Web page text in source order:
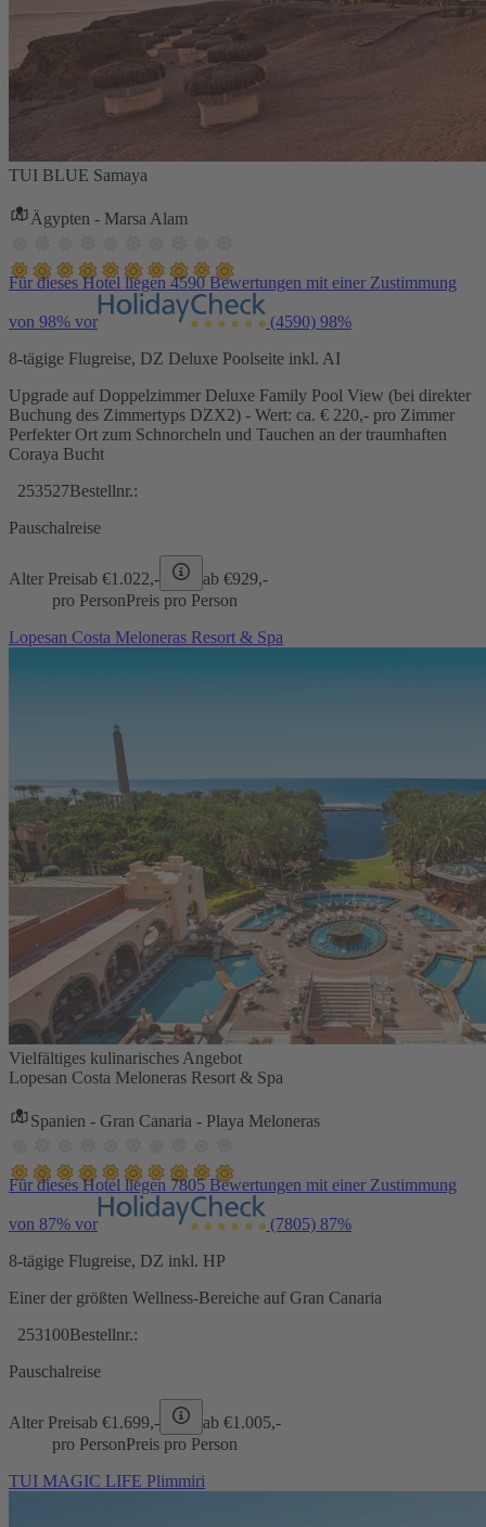
TUI BLUE Samaya
Ägypten - Marsa Alam
Für dieses Hotel liegen 4590 Bewertungen mit einer Zustimmung
von 98% vor (4590) 98%
8-tägige Flugreise, DZ Deluxe Poolseite inkl. AI
Upgrade auf Doppelzimmer Deluxe Family Pool View (bei direkter
Buchung des Zimmertyps DZX2) - Wert: ca. € 220,- pro Zimmer
Perfekter Ort zum Schnorcheln und Tauchen an der traumhaften
Coraya Bucht
253527Bestellnr.:
Pauschalreise
Alter Preisab €1.022,- ab €929,-
pro PersonPreis pro Person
Lopesan Costa Meloneras Resort & Spa
Vielfältiges kulinarisches Angebot
Lopesan Costa Meloneras Resort & Spa
Spanien - Gran Canaria - Playa Meloneras
Für dieses Hotel liegen 7805 Bewertungen mit einer Zustimmung
von 87% vor (7805) 87%
8-tägige Flugreise, DZ inkl. HP
Einer der größten Wellness-Bereiche auf Gran Canaria
253100Bestellnr.:
Pauschalreise
Alter Preisab €1.699,- ab €1.005,-
pro PersonPreis pro Person
TUI MAGIC LIFE Plimmiri